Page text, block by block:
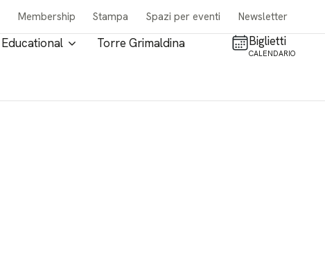
Membership Stampa Spazi per eventi Newsletter
Educational Torre Grimaldina Biglietti
CALENDARIO